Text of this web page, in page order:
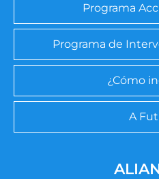
Programa
Programa de
¿Cómo
A